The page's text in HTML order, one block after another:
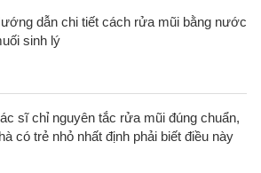
dẫn chi tiết cách rửa mũi bằng nước
sinh lý
sĩ chỉ nguyên tắc rửa mũi đúng chuẩn,
có trẻ nhỏ nhất định phải biết điều này